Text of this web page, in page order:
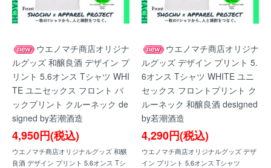
ウエノマチ商店オリジナ
ルグッズ 和醸良酒 デザイン プ
リント 5.6オンス Tシャツ WHI
TE ユニセックス フロント バ
ックプリント クルーネック de
signed by若潮酒造
4,950円(税込)
ウエノマチ商店オリジナルグッズ 和醸
良酒 デザイン プリント 5.6オンス Tシ
ウエノマチ商店オリジナ
ルグッズ デザイン プリント 5.
6オンス Tシャツ WHITE ユニ
セックス フロントプリント ク
ルーネック 和醸良酒 designed
by若潮酒造
4,290円(税込)
ウエノマチ商店オリジナルグッズ デザ
イン プリント 5.6オンス Tシャツ